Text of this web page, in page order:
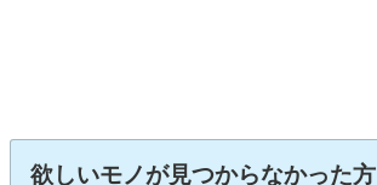
欲しいモノが見つからなかった方